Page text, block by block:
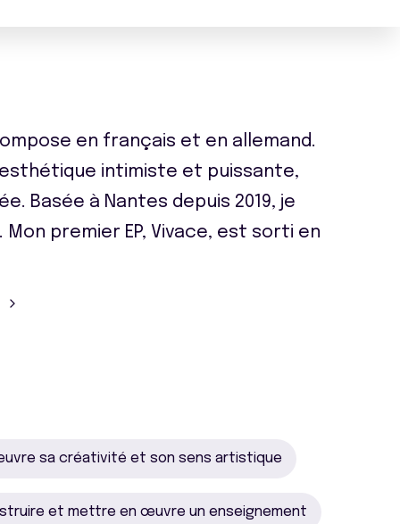
en français et en allemand.
intimiste et puissante,
Basée à Nantes depuis 2019, je
premier EP, Vivace, est sorti en
sa créativité et son sens artistique
et mettre en œuvre un enseignement